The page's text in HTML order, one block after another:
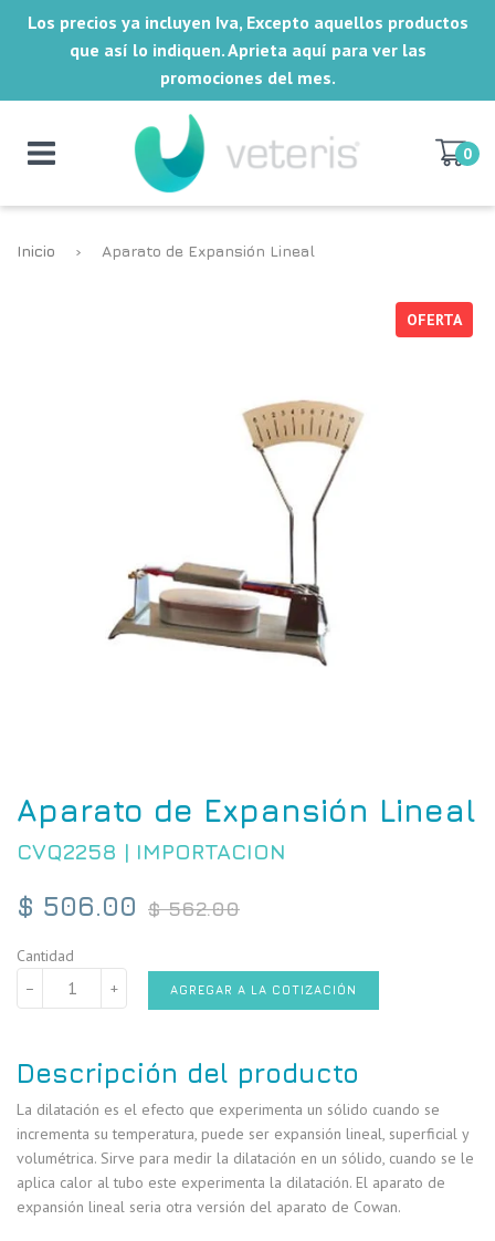
Los precios ya incluyen Iva, Excepto aquellos productos
que así lo indiquen. Aprieta aquí para ver las
promociones del mes.
0
Inicio › Aparato de Expansión Lineal
OFERTA
Aparato de Expansión Lineal
CVQ2258 | IMPORTACION
Precio
habitual
$ 506.00 $ 562.00
Cantidad
−
+ AGREGAR A LA COTIZACIÓN
Descripción del producto
La dilatación es el efecto que experimenta un sólido cuando se
incrementa su temperatura, puede ser expansión lineal, superficial y
volumétrica. Sirve para medir la dilatación en un sólido, cuando se le
aplica calor al tubo este experimenta la dilatación. El aparato de
expansión lineal seria otra versión del aparato de Cowan.